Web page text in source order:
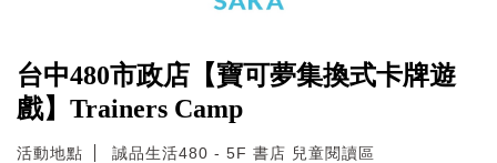
台中480市政店【寶可夢集換式卡牌遊
戲】Trainers Camp
活動地點
誠品生活480 - 5F 書店 兒童閱讀區